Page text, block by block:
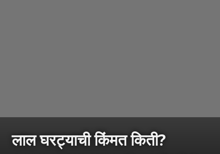
लाल घरट्याची किंमत किती?